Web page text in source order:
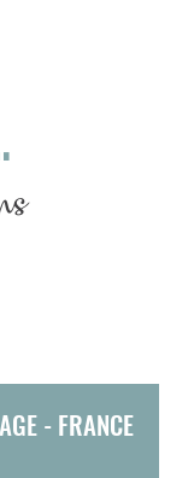
- FRANCE